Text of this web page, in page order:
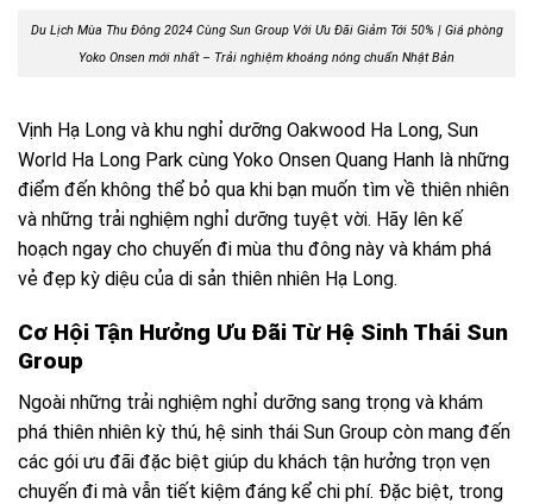
Du Lịch Mùa Thu Đông 2024 Cùng Sun Group Với Ưu Đãi Giảm Tới 50% | Giá phòng
Yoko Onsen mới nhất – Trải nghiệm khoáng nóng chuẩn Nhật Bản
Vịnh Hạ Long và khu nghỉ dưỡng Oakwood Ha Long, Sun
World Ha Long Park cùng Yoko Onsen Quang Hanh là những
điểm đến không thể bỏ qua khi bạn muốn tìm về thiên nhiên
và những trải nghiệm nghỉ dưỡng tuyệt vời. Hãy lên kế
hoạch ngay cho chuyến đi mùa thu đông này và khám phá
vẻ đẹp kỳ diệu của di sản thiên nhiên Hạ Long.
Cơ Hội Tận Hưởng Ưu Đãi Từ Hệ Sinh Thái Sun
Group
Ngoài những trải nghiệm nghỉ dưỡng sang trọng và khám
phá thiên nhiên kỳ thú, hệ sinh thái Sun Group còn mang đến
các gói ưu đãi đặc biệt giúp du khách tận hưởng trọn vẹn
chuyến đi mà vẫn tiết kiệm đáng kể chi phí. Đặc biệt, trong